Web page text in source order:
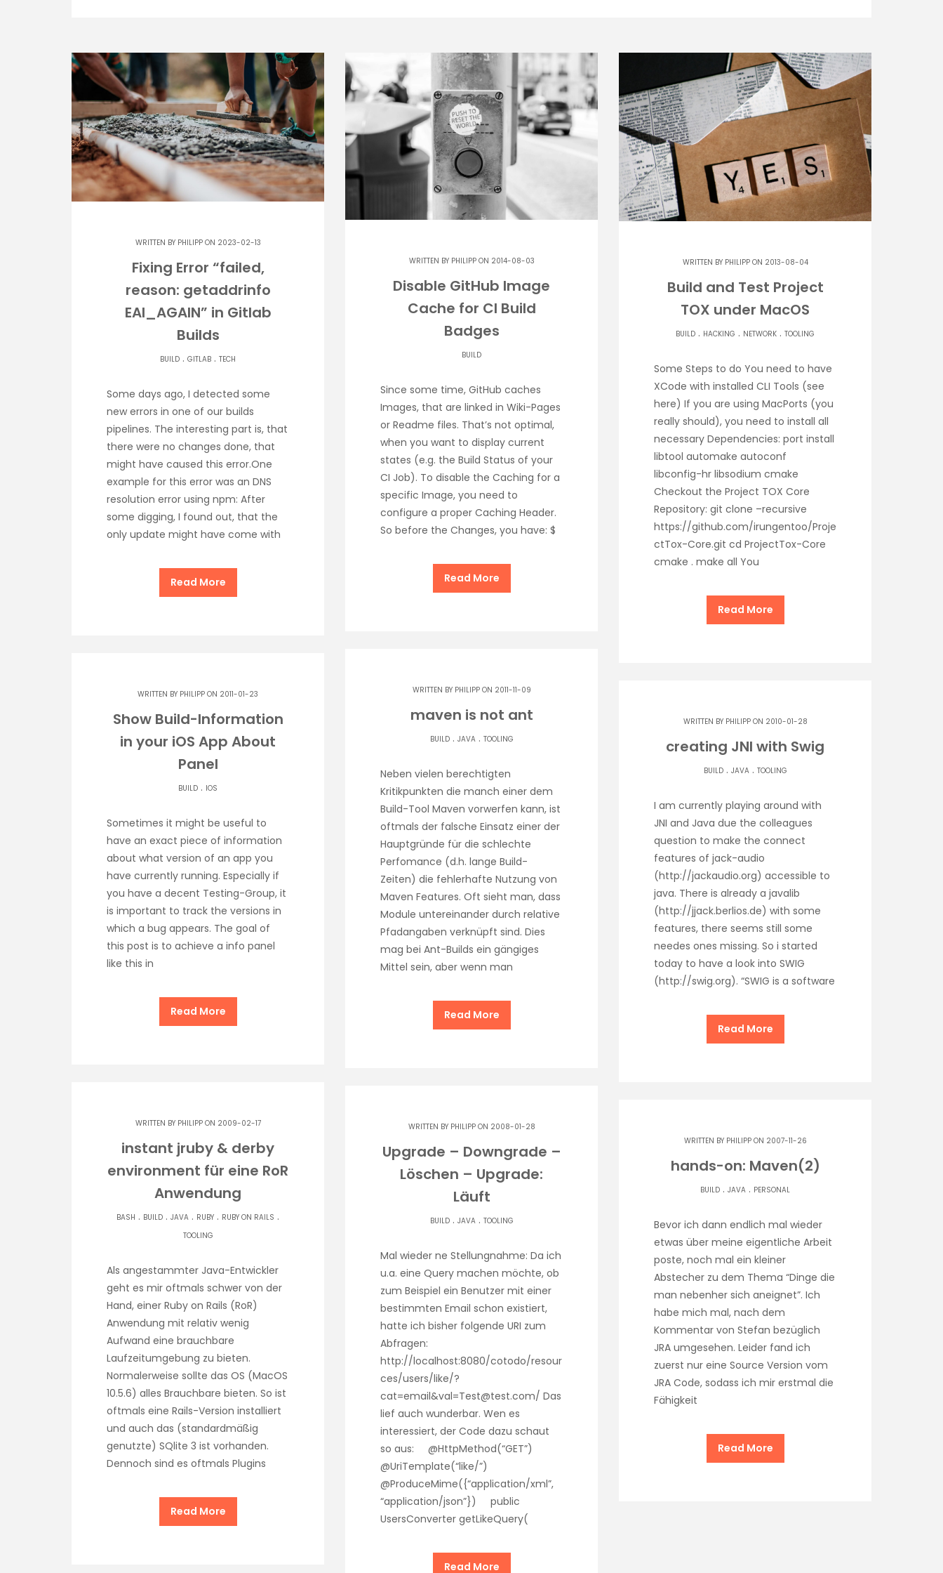
WRITTEN BY PHILIPPON 2023-02-13
Fixing Error “failed,
reason: getaddrinfo
EAI_AGAIN” in Gitlab
Builds
BUILD . GITLAB . TECH
Some days ago, I detected some
new errors in one of our builds
pipelines. The interesting part is, that
there were no changes done, that
might have caused this error.One
example for this error was an DNS
resolution error using npm: After
some digging, I found out, that the
only update might have come with
Read More
WRITTEN BY PHILIPPON 2014-08-03
Disable GitHub Image
Cache for CI Build
Badges
BUILD
Since some time, GitHub caches
Images, that are linked in Wiki-Pages
or Readme files. That’s not optimal,
when you want to display current
states (e.g. the Build Status of your
CI Job). To disable the Caching for a
specific Image, you need to
configure a proper Caching Header.
So before the Changes, you have: $
Read More
WRITTEN BY PHILIPPON 2013-08-04
Build and Test Project
TOX under MacOS
BUILD . HACKING . NETWORK . TOOLING
Some Steps to do You need to have
XCode with installed CLI Tools (see
here) If you are using MacPorts (you
really should), you need to install all
necessary Dependencies: port install
libtool automake autoconf
libconfig-hr libsodium cmake
Checkout the Project TOX Core
Repository: git clone –recursive
https://github.com/irungentoo/Proje
ctTox-Core.git cd ProjectTox-Core
cmake . make all You
Read More
WRITTEN BY PHILIPPON 2011-11-09
maven is not ant
BUILD. JAVA. TOOLING
Neben vielen berechtigten
Kritikpunkten die manch einer dem
Build-Tool Maven vorwerfen kann, ist
oftmals der falsche Einsatz einer der
Hauptgründe für die schlechte
Perfomance (d.h. lange Build-
Zeiten) die fehlerhafte Nutzung von
Maven Features. Oft sieht man, dass
Module untereinander durch relative
Pfadangaben verknüpft sind. Dies
mag bei Ant-Builds ein gängiges
Mittel sein, aber wenn man
Read More
WRITTEN BY PHILIPP ON 2011-01-23
Show Build-Information
in your iOS App About
Panel
BUILD . IOS
Sometimes it might be useful to
have an exact piece of information
about what version of an app you
have currently running. Especially if
you have a decent Testing-Group, it
is important to track the versions in
which a bug appears. The goal of
this post is to achieve a info panel
like this in
Read More
WRITTEN BY PHILIPPON 2010-01-28
creating JNI with Swig
BUILD. JAVA. TOOLING
I am currently playing around with
JNI and Java due the colleagues
question to make the connect
features of jack-audio
(http://jackaudio.org) accessible to
java. There is already a javalib
(http://jjack.berlios.de) with some
features, there seems still some
needes ones missing. So i started
today to have a look into SWIG
(http://swig.org). “SWIG is a software
Read More
WRITTEN BY PHILIPPON 2009-02-17
instant jruby & derby
environment für eine RoR
Anwendung
BASH . BUILD . JAVA . RUBY . RUBY ON RAILS .
TOOLING
Als angestammter Java-Entwickler
geht es mir oftmals schwer von der
Hand, einer Ruby on Rails (RoR)
Anwendung mit relativ wenig
Aufwand eine brauchbare
Laufzeitumgebung zu bieten.
Normalerweise sollte das OS (MacOS
10.5.6) alles Brauchbare bieten. So ist
oftmals eine Rails-Version installiert
und auch das (standardmäßig
genutzte) SQlite 3 ist vorhanden.
Dennoch sind es oftmals Plugins
Read More
WRITTEN BY PHILIPPON 2008-01-28
Upgrade – Downgrade –
Löschen – Upgrade:
Läuft
BUILD. JAVA. TOOLING
Mal wieder ne Stellungnahme: Da ich
u.a. eine Query machen möchte, ob
zum Beispiel ein Benutzer mit einer
bestimmten Email schon existiert,
hatte ich bisher folgende URI zum
Abfragen:
http://localhost:8080/cotodo/resour
ces/users/like/?
cat=email&val=Test@test.com/ Das
lief auch wunderbar. Wen es
interessiert, der Code dazu schaut
so aus: @HttpMethod(“GET”)
@UriTemplate(“like/”)
@ProduceMime({“application/xml”,
“application/json”}) public
UsersConverter getLikeQuery(
Read More
WRITTEN BY PHILIPPON 2007-11-26
hands-on: Maven(2)
BUILD . JAVA . PERSONAL
Bevor ich dann endlich mal wieder
etwas über meine eigentliche Arbeit
poste, noch mal ein kleiner
Abstecher zu dem Thema “Dinge die
man nebenher sich aneignet”. Ich
habe mich mal, nach dem
Kommentar von Stefan bezüglich
JRA umgesehen. Leider fand ich
zuerst nur eine Source Version vom
JRA Code, sodass ich mir erstmal die
Fähigkeit
Read More